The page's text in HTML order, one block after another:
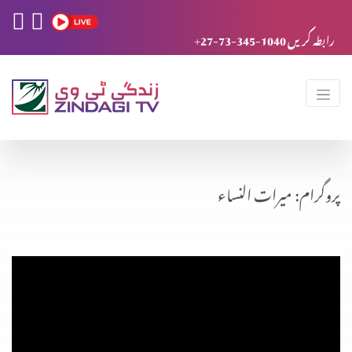
+27-73-345-1040 رابطہ کریں
پروگرام: میرات النساء